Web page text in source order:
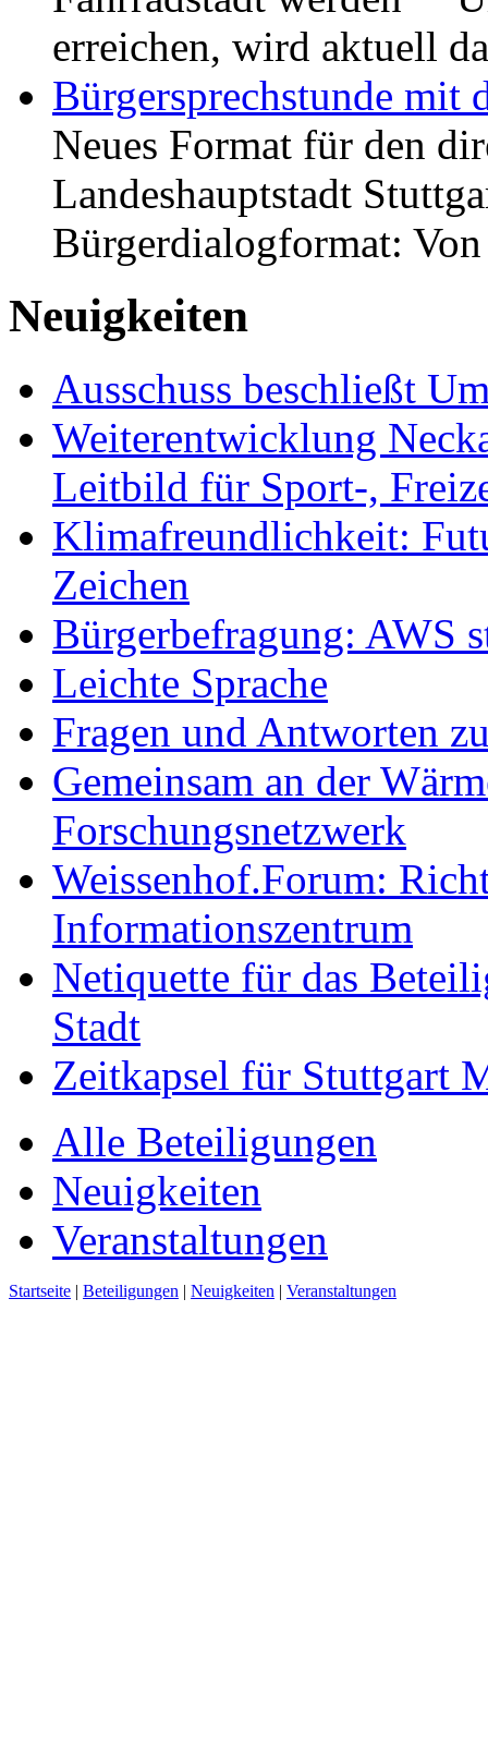
erreichen, wird aktuell
Bürgersprechstunde mit
Neues Format für den
Landeshauptstadt
Bürgerdialogformat:
Neuigkeiten
Ausschuss beschließt
Weiterentwicklung
Leitbild für Sport-,
Klimafreundlichkeit:
Zeichen
Bürgerbefragung: AWS
Leichte Sprache
Fragen und Antworten
Gemeinsam an der
Forschungsnetzwerk
Weissenhof.Forum:
Informationszentrum
Netiquette für das
Stadt
Zeitkapsel für Stuttgart
Alle Beteiligungen
Neuigkeiten
Veranstaltungen
Startseite | Beteiligungen | Neuigkeiten | Veranstaltungen